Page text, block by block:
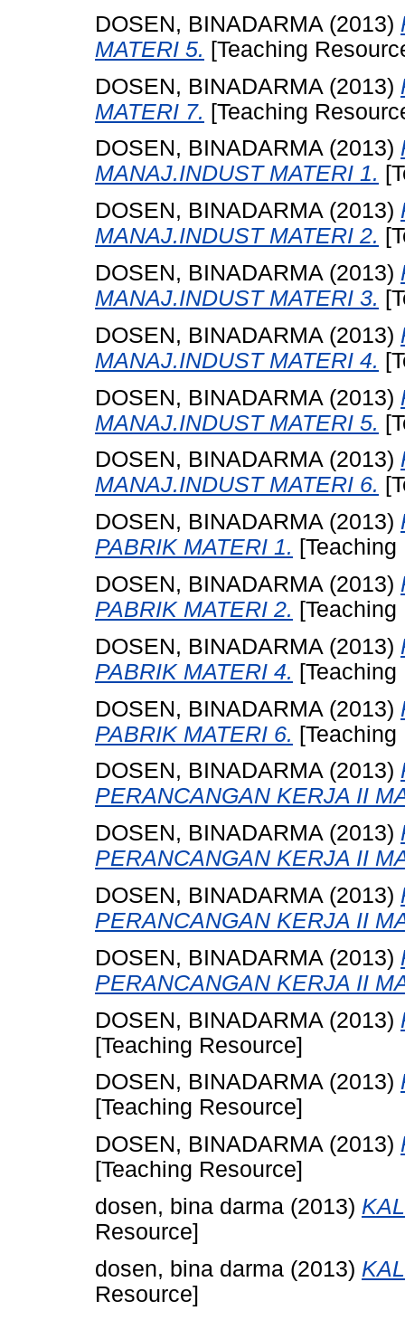
DOSEN, BINADARMA (2013)
MATERI 5. [Teaching
DOSEN, BINADARMA (2013)
MATERI 7. [Teaching
DOSEN, BINADARMA (2013)
MANAJ.INDUST MATERI 1.
DOSEN, BINADARMA (2013)
MANAJ.INDUST MATERI 2.
DOSEN, BINADARMA (2013)
MANAJ.INDUST MATERI 3.
DOSEN, BINADARMA (2013)
MANAJ.INDUST MATERI 4.
DOSEN, BINADARMA (2013)
MANAJ.INDUST MATERI 5.
DOSEN, BINADARMA (2013)
MANAJ.INDUST MATERI 6.
DOSEN, BINADARMA (2013)
PABRIK MATERI 1.
DOSEN, BINADARMA (2013)
PABRIK MATERI 2.
DOSEN, BINADARMA (2013)
PABRIK MATERI 4.
DOSEN, BINADARMA (2013)
PABRIK MATERI 6.
DOSEN, BINADARMA (2013)
PERANCANGAN KERJA II
DOSEN, BINADARMA (2013)
PERANCANGAN KERJA II
DOSEN, BINADARMA (2013)
PERANCANGAN KERJA II
DOSEN, BINADARMA (2013)
PERANCANGAN KERJA II
DOSEN, BINADARMA (2013)
[Teaching Resource]
DOSEN, BINADARMA (2013)
[Teaching Resource]
DOSEN, BINADARMA (2013)
[Teaching Resource]
dosen, bina darma (2013)
Resource]
dosen, bina darma (2013)
Resource]